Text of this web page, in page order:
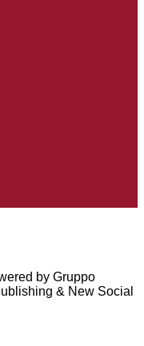
by Gruppo
& New Social